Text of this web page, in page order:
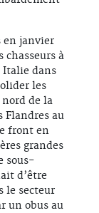
en janvier
chasseurs à
Italie dans
les
de la
Flandres au
front en
grandes
sous-
d’être
le secteur
un obus au